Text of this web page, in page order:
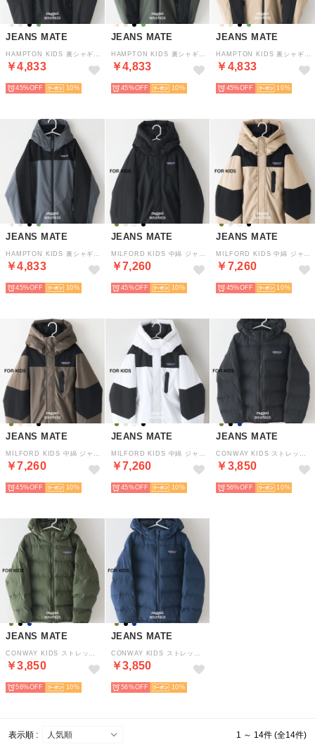
JEANS MATE
￥4,833
45% 10
JEANS MATE
￥4,833
45% 10
JEANS MATE
￥4,833
45% 10
JEANS MATE
￥4,833
45% 10
JEANS MATE
￥7,260
45% 10
JEANS MATE
￥7,260
45% 10
JEANS MATE
￥7,260
45% 10
JEANS MATE
￥7,260
45% 10
JEANS MATE
￥3,850
56% 10
JEANS MATE
￥3,850
56% 10
JEANS MATE
￥3,850
56% 10
表示順 : 1 ～ 14件 (全14件)